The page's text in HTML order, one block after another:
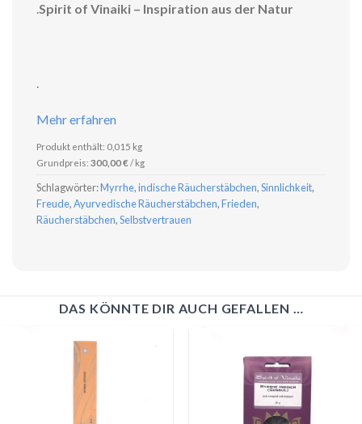
.Spirit of Vinaiki – Inspiration aus der Natur
Mehr erfahren
Produkt enthält: 0,015 kg
Grundpreis: 300,00€/ kg
Schlagwörter:Myrrhe,indische Räucherstäbchen,Sinnlichkeit,
Freude,Ayurvedische Räucherstäbchen,Frieden,
Räucherstäbchen,Selbstvertrauen
DAS KÖNNTE DIR AUCH GEFALLEN …